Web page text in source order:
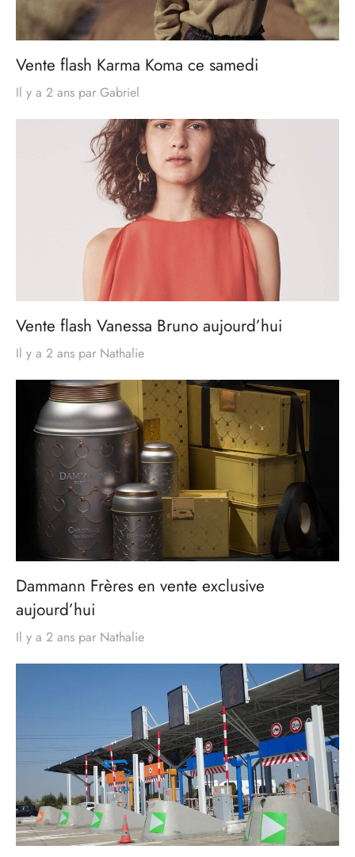
Vente flash Karma Koma ce samedi
Il y a 2 ans par Gabriel
Vente flash Vanessa Bruno aujourd’hui
Il y a 2 ans par Nathalie
Dammann Frères en vente exclusive
aujourd’hui
Il y a 2 ans par Nathalie